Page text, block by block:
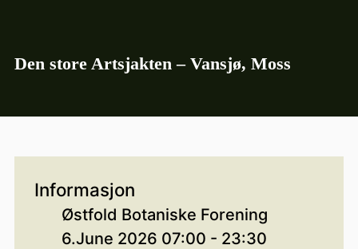
Den store Artsjakten – Vansjø, Moss
Informasjon
Østfold Botaniske Forening
6.June 2026 07:00 - 23:30